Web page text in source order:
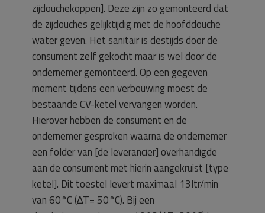
zijdouchekoppen]. Deze zijn zo gemonteerd dat
de zijdouches gelijktijdig met de hoofddouche
water geven. Het sanitair is destijds door de
consument zelf gekocht maar is wel door de
ondernemer gemonteerd. Op een gegeven
moment tijdens een verbouwing moest de
bestaande CV-ketel vervangen worden.
Hierover hebben de consument en de
ondernemer gesproken waarna de ondernemer
een folder van [de leverancier] overhandigde
aan de consument met hierin aangekruist [type
ketel]. Dit toestel levert maximaal 13ltr/min
van 60°C (∆T= 50°C). Bij een